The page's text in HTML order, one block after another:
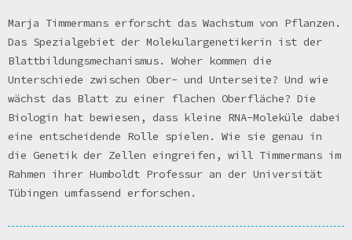
Marja Timmermans erforscht das Wachstum von Pflanzen.
Das Spezialgebiet der Molekulargenetikerin ist der
Blattbildungsmechanismus. Woher kommen die
Unterschiede zwischen Ober- und Unterseite? Und wie
wächst das Blatt zu einer flachen Oberfläche? Die
Biologin hat bewiesen, dass kleine RNA-Moleküle dabei
eine entscheidende Rolle spielen. Wie sie genau in
die Genetik der Zellen eingreifen, will Timmermans im
Rahmen ihrer Humboldt Professur an der Universität
Tübingen umfassend erforschen.